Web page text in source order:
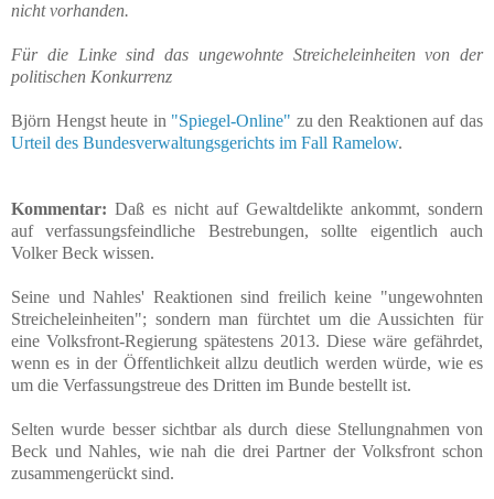
nicht vorhanden.
Für die Linke sind das ungewohnte Streicheleinheiten von der
politischen Konkurrenz
Björn Hengst heute in "Spiegel-Online" zu den Reaktionen auf das
Urteil des Bundesverwaltungsgerichts im Fall Ramelow.
Kommentar: Daß es nicht auf Gewaltdelikte ankommt, sondern
auf verfassungsfeindliche Bestrebungen, sollte eigentlich auch
Volker Beck wissen.
Seine und Nahles' Reaktionen sind freilich keine "ungewohnten
Streicheleinheiten"; sondern man fürchtet um die Aussichten für
eine Volksfront-Regierung spätestens 2013. Diese wäre gefährdet,
wenn es in der Öffentlichkeit allzu deutlich werden würde, wie es
um die Verfassungstreue des Dritten im Bunde bestellt ist.
Selten wurde besser sichtbar als durch diese Stellungnahmen von
Beck und Nahles, wie nah die drei Partner der Volksfront schon
zusammengerückt sind.